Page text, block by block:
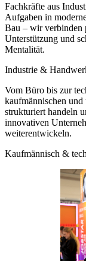
Fachkräfte aus
Aufgaben in
Bau – wir verbinden
Unterstützung und
Mentalität.
Industrie &
Vom Büro bis zur
kaufmännischen
strukturiert handeln
innovativen
weiterentwickeln.
Kaufmännisch &